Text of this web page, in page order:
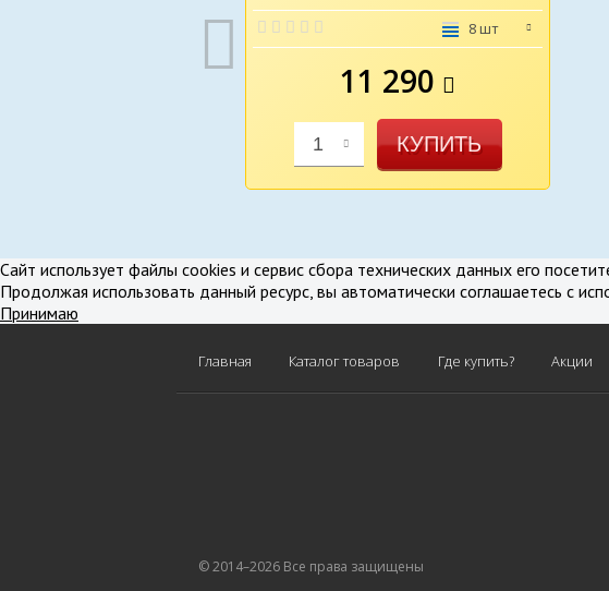
8 шт
11 290
1 КУПИТЬ
В избранное В сравнение
Главная Каталог товаров Где купить? Акции
© 2014–2026 Все права защищены
Сайт использует файлы cookies и сервис сбора технических данных его
Продолжая использовать данный ресурс, вы автоматически соглашаетесь с
Принимаю